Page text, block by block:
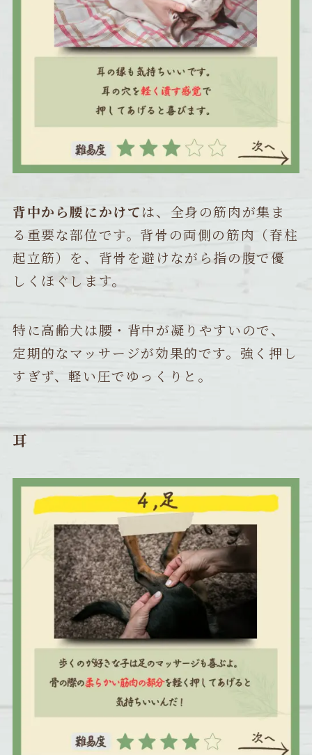
背中から腰にかけては、全身の筋肉が集ま
る重要な部位です。背骨の両側の筋肉（脊柱
起立筋）を、背骨を避けながら指の腹で優
しくほぐします。
特に高齢犬は腰・背中が凝りやすいので、
定期的なマッサージが効果的です。強く押し
すぎず、軽い圧でゆっくりと。
耳